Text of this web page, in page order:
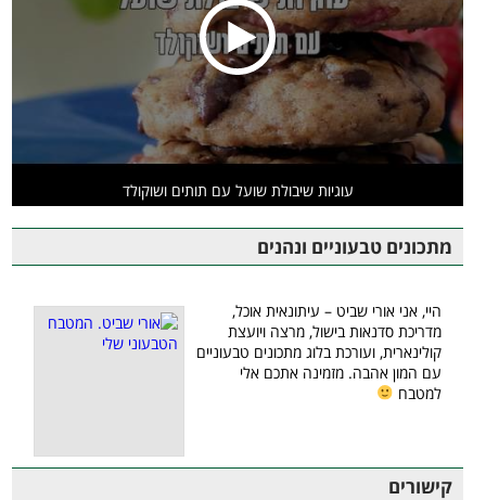
עוגיות שיבולת שועל עם תותים ושוקולד
מתכונים טבעוניים ונהנים
היי, אני אורי שביט – עיתונאית אוכל,
מדריכת סדנאות בישול, מרצה ויועצת
קולינארית, ועורכת בלוג מתכונים טבעוניים
עם המון אהבה. מזמינה אתכם אלי
למטבח
קישורים